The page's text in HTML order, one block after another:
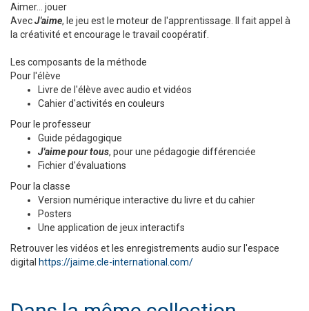
Aimer... jouer
AvecJ'aime, le jeu est le moteur de l'apprentissage. Il fait appel à
la créativité et encourage le travail coopératif.
Les composants de la méthode
Pour l'élève
Livre de l'élève avec audio et vidéos
Cahier d'activités en couleurs
Pour le professeur
Guide pédagogique
J'aime pour tous, pour une pédagogie différenciée
Fichier d'évaluations
Pour la classe
Version numérique interactive du livre et du cahier
Posters
Une application de jeux interactifs
Retrouver les vidéos et les enregistrements audio sur l'espace
digital https://jaime.cle-international.com/